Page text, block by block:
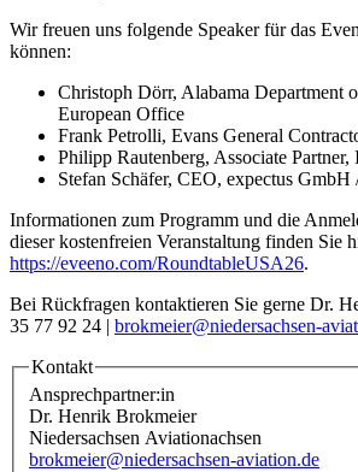
Wir freuen uns folgende Speaker für das
können:
Christoph Dörr, Alabama Department
European Office
Frank Petrolli, Evans General
Philipp Rautenberg, Associate
Stefan Schäfer, CEO, expectus GmbH
Informationen zum Programm und die
dieser kostenfreien Veranstaltung finden Sie
https://eveeno.com/RoundtableUSA26.
Bei Rückfragen kontaktieren Sie gerne Dr.
35 77 92 24 | brokmeier@niedersachsen-
Kontakt
Ansprechpartner:in
Dr. Henrik Brokmeier
Niedersachsen Aviationachsen
brokmeier@niedersachsen-aviation.de